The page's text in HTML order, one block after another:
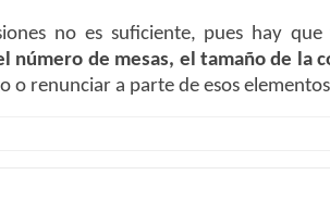
no es suficiente, pues hay
número de mesas, el tamaño de la
o renunciar a parte de esos